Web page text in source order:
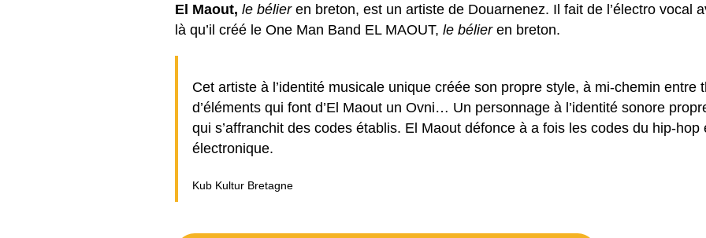
El Maout, le bélieren breton, est un artiste de Douarnenez. Il fait de l’électro vocal
là qu’il créé le One Man Band EL MAOUT, le bélieren breton.
Cet artiste à l’identité musicale unique créée son propre style, à mi-chemin entre
d’éléments qui font d’El Maout un Ovni… Un personnage à l’identité sonore
qui s’affranchit des codes établis. El Maout défonce à a fois les codes du hip-
électronique.
Kub Kultur Bretagne